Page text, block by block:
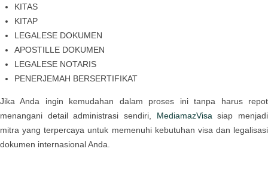
KITAS
KITAP
LEGALESE DOKUMEN
APOSTILLE DOKUMEN
LEGALESE NOTARIS
PENERJEMAH BERSERTIFIKAT
Jika Anda ingin kemudahan dalam proses ini tanpa harus repot
menangani detail administrasi sendiri, MediamazVisasiap menjadi
mitra yang terpercaya untuk memenuhi kebutuhan visa dan legalisasi
dokumen internasional Anda.